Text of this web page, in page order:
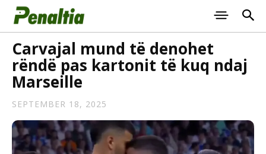
Carvajal mund të denohet
rëndë pas kartonit të kuq ndaj
Marseille
SEPTEMBER 18, 2025